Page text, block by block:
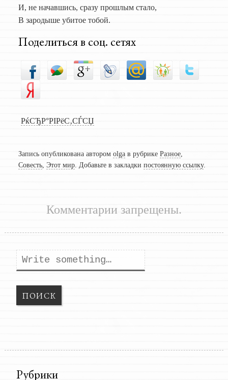
И, не начавшись, сразу прошлым стало,
В зародыше убитое тобой.
Поделиться в соц. сетях
РќСЂР°РІРёС‚СЃСЏ
Запись опубликована автором olgaв рубрике Разное,
Совесть, Этот мир. Добавьте в закладки постоянную ссылку.
Комментарии запрещены.
Поиск
Рубрики